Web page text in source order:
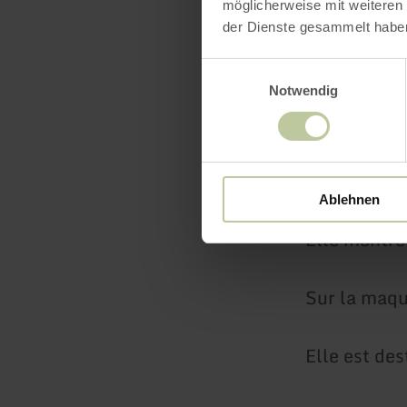
möglicherweise mit
der Dienste gesammelt
Notwendig
Ablehnen
Il y a une
On peut
Sûre.
Elle
Sur la
Elle est